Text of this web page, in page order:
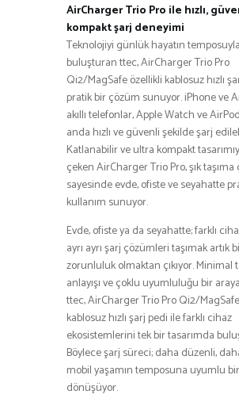
AirCharger Trio Pro ile hızlı,
kompakt şarj deneyimi
Teknolojiyi günlük hayatın temposuyla
buluşturan ttec, AirCharger Trio Pro
Qi2/MagSafe özellikli kablosuz hızlı
pratik bir çözüm sunuyor. iPhone ve
akıllı telefonlar, Apple Watch ve
anda hızlı ve güvenli şekilde şarj
Katlanabilir ve ultra kompakt
çeken AirCharger Trio Pro, şık taşıma
sayesinde evde, ofiste ve seyahatte
kullanım sunuyor.
Evde, ofiste ya da seyahatte; farklı
ayrı ayrı şarj çözümleri taşımak artık
zorunluluk olmaktan çıkıyor. Minimal
anlayışı ve çoklu uyumluluğu bir
ttec, AirCharger Trio Pro Qi2/
kablosuz hızlı şarj pedi ile farklı cihaz
ekosistemlerini tek bir tasarımda
Böylece şarj süreci; daha düzenli,
mobil yaşamın temposuna uyumlu
dönüşüyor.